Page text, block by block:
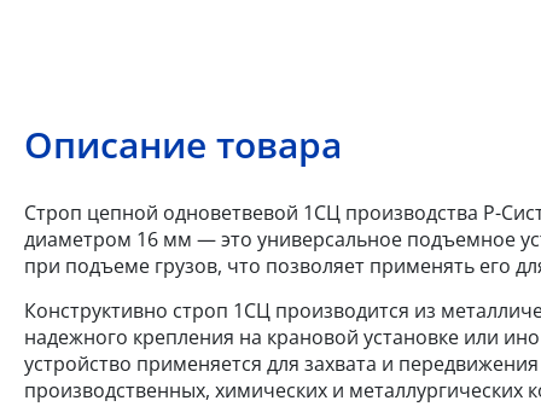
Описание товара
Строп цепной одноветвевой 1СЦ производства Р-
диаметром 16 мм — это универсальное подъемное
при подъеме грузов, что позволяет применять его
Конструктивно строп 1СЦ производится из
надежного крепления на крановой установке или
устройство применяется для захвата и
производственных, химических и металлургических